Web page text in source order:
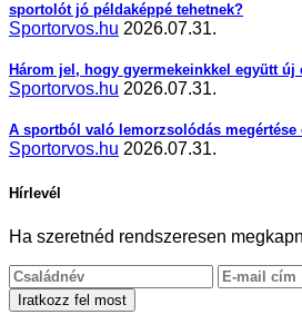
sportolót jó példaképpé tehetnek?
Sportorvos.hu 2026.07.31.
Három jel, hogy gyermekeinkkel együtt új
Sportorvos.hu 2026.07.31.
A sportból való lemorzsolódás megértése
Sportorvos.hu 2026.07.31.
Hírlevél
Ha szeretnéd rendszeresen